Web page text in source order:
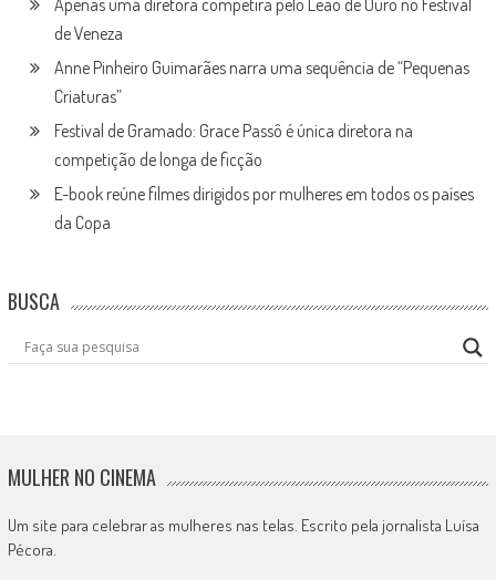
de Veneza
Anne Pinheiro Guimarães narra uma sequência de “Pequenas
Criaturas”
Festival de Gramado: Grace Passô é única diretora na
competição de longa de ficção
E-book reúne filmes dirigidos por mulheres em todos os países
da Copa
BUSCA
MULHER NO CINEMA
Um site para celebrar as mulheres nas telas. Escrito pela jornalista Luísa
Pécora.